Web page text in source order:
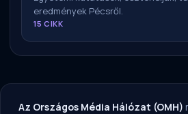
eredmények Pécsről.
15 CIKK
Az Országos Média Hálózat (OMH)